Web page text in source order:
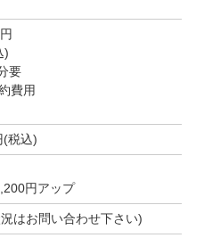
)
要
費用
(税込)
円アップ
はお問い合わせ下さい)